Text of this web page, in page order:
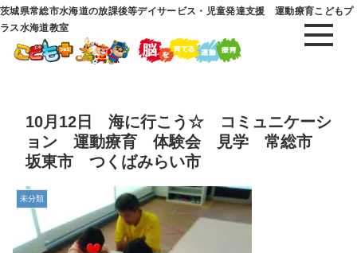
茨城県常総市水海道の放課後等デイサービス・児童発達支援 運動療育こどもプ
ラス水海道教室
10月12日 海に行こう☆ コミュニケーシ
ョン 運動療育 体験会 見学 常総市
坂東市 つくばみらい市
未分類